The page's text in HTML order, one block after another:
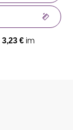
3,23 € im